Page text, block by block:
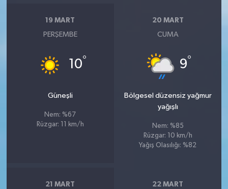
19 MART
PERŞEMBE
10°
Güneşli
Nem: %67
Rüzgar: 11 km/h
20 MART
CUMA
9°
Bölgesel düzensiz yağmur
yağışlı
Nem: %85
Rüzgar: 10 km/h
Yağış Olasılığı: %82
21 MART 22 MART